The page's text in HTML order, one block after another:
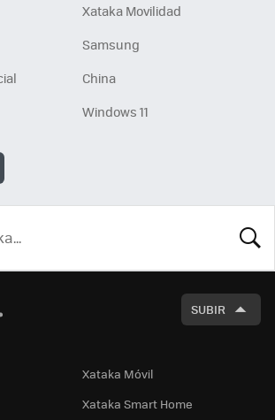
Xataka Movilidad
Samsung
China
Windows 11
SUBIR
Xataka Móvil
Xataka Smart Home